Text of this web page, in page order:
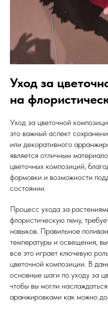
Уход за
на
Уход за цветочной
это важный аспект
или декоративного
является отличным
цветочных композиций,
формовки и возможности
состоянии.
Процесс ухода за
флористическую пену,
навыков. Правильное
температуры и освещения,
все это играет ключевую
цветочной композиции. В
основные шаги по уходу за
чтобы вы могли
аранжировками как можно